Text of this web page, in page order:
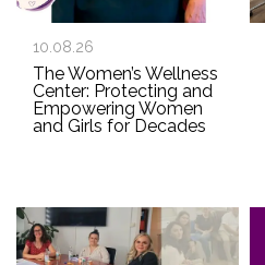
10.08.26
The Women’s Wellness
Center: Protecting and
Empowering Women
and Girls for Decades